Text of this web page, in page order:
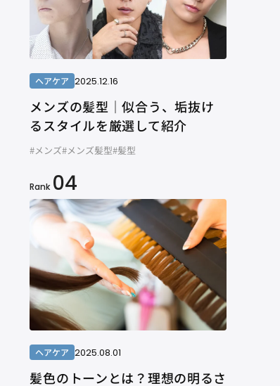
ヘアケア 2025.12.16
メンズの髪型｜似合う、垢抜け
るスタイルを厳選して紹介
#メンズ#メンズ髪型#髪型
Rank 04
ヘアケア 2025.08.01
髪色のトーンとは？理想の明るさ